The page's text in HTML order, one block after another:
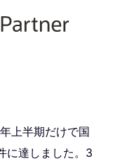
上半期だけで国
に達しました。3